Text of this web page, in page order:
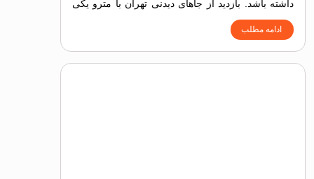
داشته باشد. بازدید از جاهای دیدنی تهران با مترو یکی
از روش‌های ساده، سریع و البته ارزان برای دسترسی
به جاذبه‌های تاریخی، فرهنگی، تفریحی، طبیعی و
گردشگری است.
ادامه مطلب